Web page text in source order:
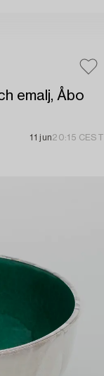
emalj, Åbo
11 jun20:15 CEST